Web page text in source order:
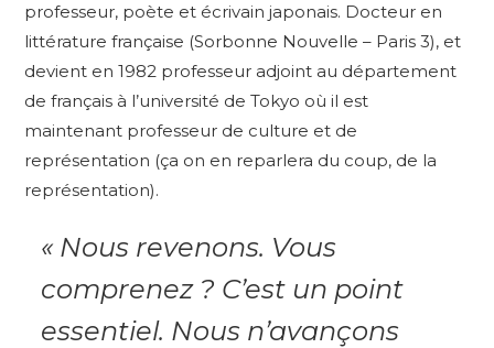
professeur, poète et écrivain japonais. Docteur en
littérature française (Sorbonne Nouvelle – Paris 3), et
devient en 1982 professeur adjoint au département
de français à l’université de Tokyo où il est
maintenant professeur de culture et de
représentation (ça on en reparlera du coup, de la
représentation).
« Nous revenons. Vous
comprenez ? C’est un point
essentiel. Nous n’avançons